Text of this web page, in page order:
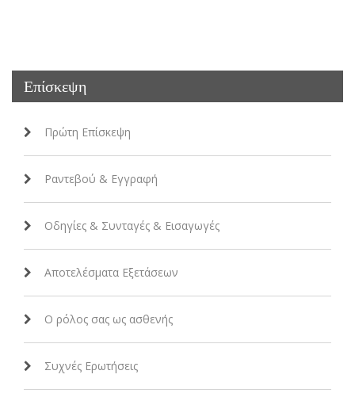
Επίσκεψη
Πρώτη Επίσκεψη
Ραντεβού & Εγγραφή
Οδηγίες & Συνταγές & Εισαγωγές
Αποτελέσματα Εξετάσεων
Ο ρόλος σας ως ασθενής
Συχνές Ερωτήσεις